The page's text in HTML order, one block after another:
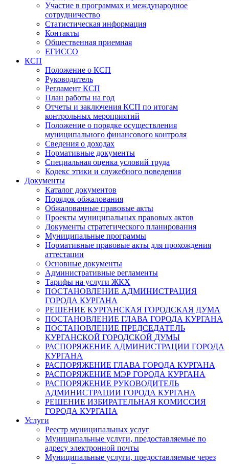
Участие в программах и международное
сотрудничество
Статистическая информация
Контакты
Общественная приемная
ЕГИССО
КСП
Положение о КСП
Руководитель
Регламент КСП
План работы на год
Отчеты и заключения КСП по итогам
контрольных мероприятий
Положение о порядке осуществления
муниципального финансового контроля
Сведения о доходах
Нормативные документы
Специальная оценка условий труда
Кодекс этики и служебного поведения
Документы
Каталог документов
Порядок обжалования
Обжалованные правовые акты
Проекты муниципальных правовых актов
Документы стратегического планирования
Муниципальные программы
Нормативные правовые акты для прохождения
аттестации
Основные документы
Административные регламенты
Тарифы на услуги ЖКХ
ПОСТАНОВЛЕНИЕ АДМИНИСТРАЦИЯ
ГОРОДА КУРГАНА
РЕШЕНИЕ КУРГАНСКАЯ ГОРОДСКАЯ ДУМА
ПОСТАНОВЛЕНИЕ ГЛАВА ГОРОДА КУРГАНА
ПОСТАНОВЛЕНИЕ ПРЕДСЕДАТЕЛЬ
КУРГАНСКОЙ ГОРОДСКОЙ ДУМЫ
РАСПОРЯЖЕНИЕ АДМИНИСТРАЦИИ ГОРОДА
КУРГАНА
РАСПОРЯЖЕНИЕ ГЛАВА ГОРОДА КУРГАНА
РАСПОРЯЖЕНИЕ МЭР ГОРОДА КУРГАНА
РАСПОРЯЖЕНИЕ РУКОВОДИТЕЛЬ
АДМИНИСТРАЦИИ ГОРОДА КУРГАНА
РЕШЕНИЕ ИЗБИРАТЕЛЬНАЯ КОМИССИЯ
ГОРОДА КУРГАНА
Услуги
Реестр муниципальных услуг
Муниципальные услуги, предоставляемые по
адресу электронной почты
Муниципальные услуги, предоставляемые через